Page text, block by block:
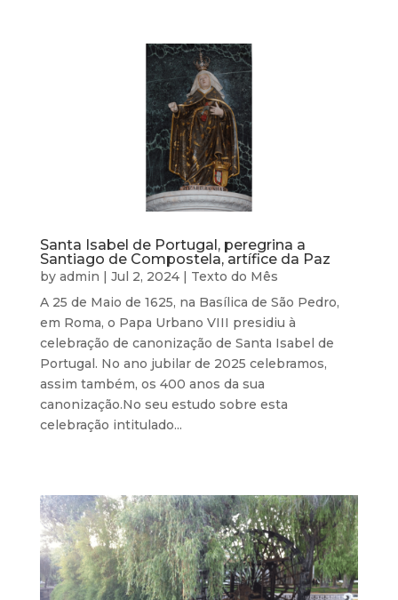
Santa Isabel de Portugal, peregrina a
Santiago de Compostela, artífice da Paz
by admin | Jul 2, 2024| Texto do Mês
A 25 de Maio de 1625, na Basílica de São Pedro,
em Roma, o Papa Urbano VIII presidiu à
celebração de canonização de Santa Isabel de
Portugal. No ano jubilar de 2025 celebramos,
assim também, os 400 anos da sua
canonização.No seu estudo sobre esta
celebração intitulado...